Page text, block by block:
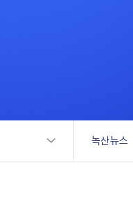
녹산뉴스